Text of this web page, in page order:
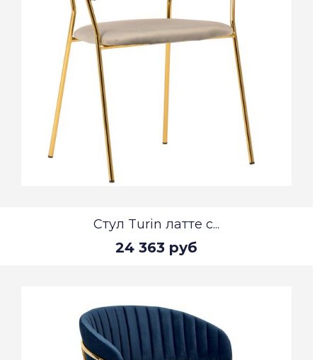
Стул Turin латте с...
24 363 руб